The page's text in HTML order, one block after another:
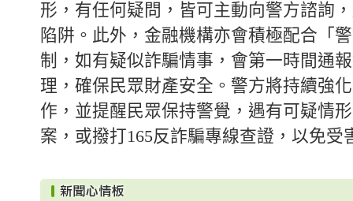
形，有任何疑問，皆可主動向警方諮詢
陷阱。此外，金融機構亦會積極配合「
制，如有疑似詐騙情事，會第一時間通
理，確保民眾財產安全。警方將持續強
作，並提醒民眾保持警覺，遇有可疑情
案，或撥打165反詐騙專線查證，以免受